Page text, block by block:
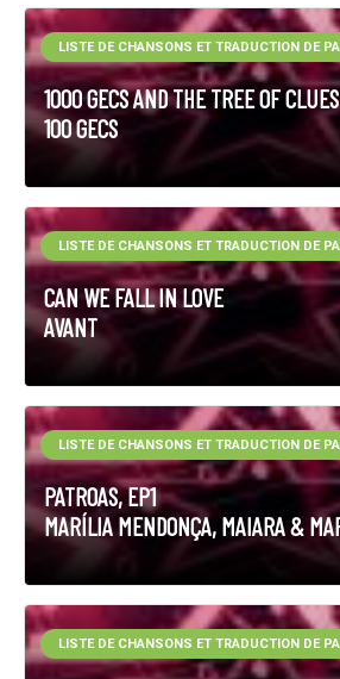
1000 GECS AND THE TREE OF CLUES
100 GECS
LISTE DE CHANSONS ET TRADUCTION DE
CAN WE FALL IN LOVE
AVANT
LISTE DE CHANSONS ET TRADUCTION DE
PATROAS, EP1
MARÍLIA MENDONÇA, MAIARA &
LISTE DE CHANSONS ET TRADUCTION DE
LISTE DE CHANSONS ET TRADUCTION DE